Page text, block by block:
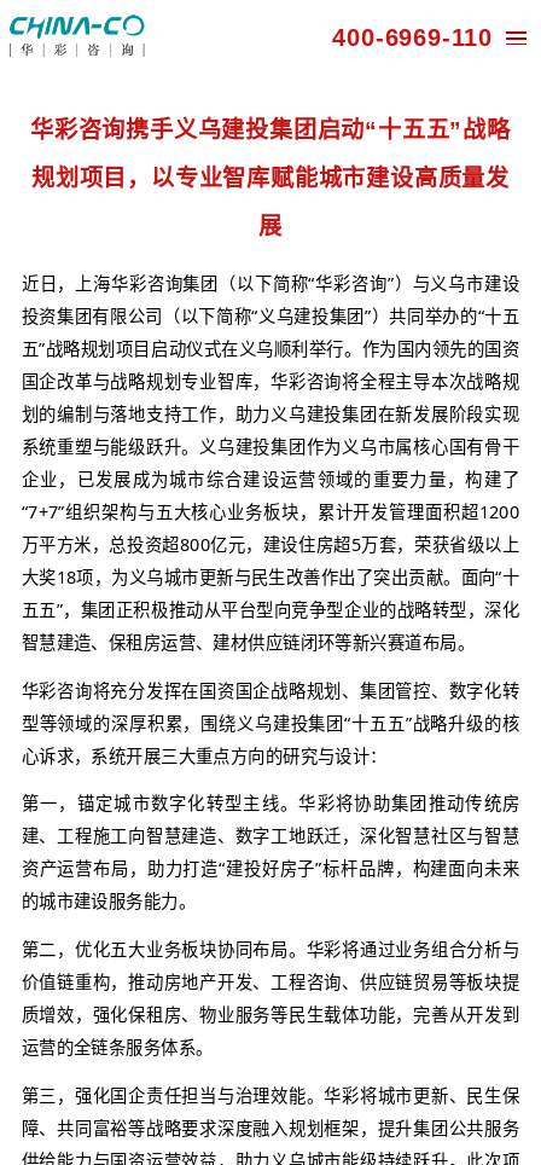
400-
华彩咨询携手义乌建投集团启动“十五
规划项目，以专业智库赋能城市建设
展
近日，上海华彩咨询集团（以下简称“华彩咨询”）
投资集团有限公司（以下简称“义乌建投集团”）共同
五”战略规划项目启动仪式在义乌顺利举行。作为国
国企改革与战略规划专业智库，华彩咨询将全程主
划的编制与落地支持工作，助力义乌建投集团在新
系统重塑与能级跃升。义乌建投集团作为义乌市属
企业，已发展成为城市综合建设运营领域的重要
“7+7”组织架构与五大核心业务板块，累计开发管理
万平方米，总投资超800亿元，建设住房超5万套，
大奖18项，为义乌城市更新与民生改善作出了突出贡
五五”，集团正积极推动从平台型向竞争型企业的战
智慧建造、保租房运营、建材供应链闭环等新兴赛道
华彩咨询将充分发挥在国资国企战略规划、集团管
型等领域的深厚积累，围绕义乌建投集团“十五五”
心诉求，系统开展三大重点方向的研究与设计：
第一，锚定城市数字化转型主线。华彩将协助集
建、工程施工向智慧建造、数字工地跃迁，深化智
资产运营布局，助力打造“建投好房子”标杆品牌，
的城市建设服务能力。